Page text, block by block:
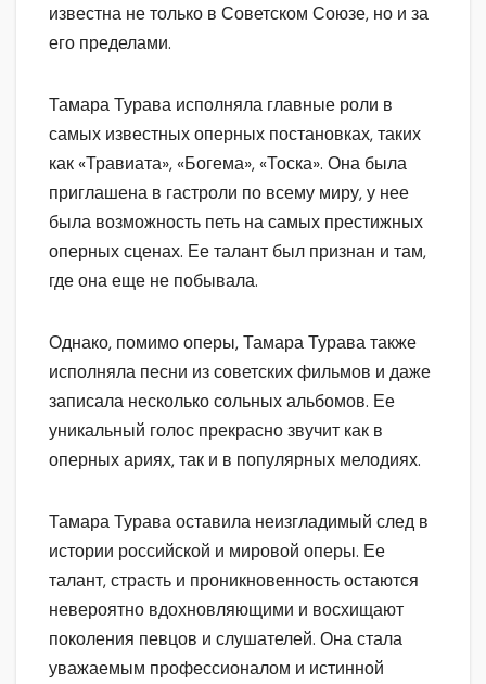
известна не только в Советском Союзе, но и за
его пределами.
Тамара Турава исполняла главные роли в
самых известных оперных постановках, таких
как «Травиата», «Богема», «Тоска». Она была
приглашена в гастроли по всему миру, у нее
была возможность петь на самых престижных
оперных сценах. Ее талант был признан и там,
где она еще не побывала.
Однако, помимо оперы, Тамара Турава также
исполняла песни из советских фильмов и даже
записала несколько сольных альбомов. Ее
уникальный голос прекрасно звучит как в
оперных ариях, так и в популярных мелодиях.
Тамара Турава оставила неизгладимый след в
истории российской и мировой оперы. Ее
талант, страсть и проникновенность остаются
невероятно вдохновляющими и восхищают
поколения певцов и слушателей. Она стала
уважаемым профессионалом и истинной